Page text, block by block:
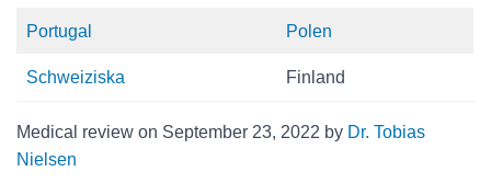
Portugal Polen
Schweiziska Finland
Medical review on September 23, 2022 by Dr. Tobias
Nielsen